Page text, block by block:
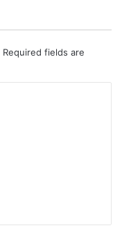
Required fields are